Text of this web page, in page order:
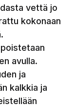
vettä jo
kokonaan
avulla.
ja
kalkkia ja